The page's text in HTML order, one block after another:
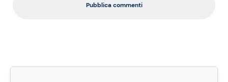
Pubblica commenti